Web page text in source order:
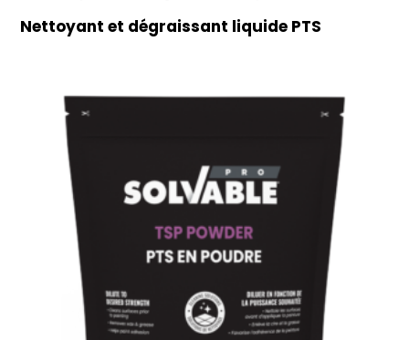
Nettoyant et dégraissant liquide PTS